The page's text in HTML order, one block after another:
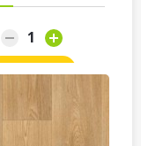
Заказать